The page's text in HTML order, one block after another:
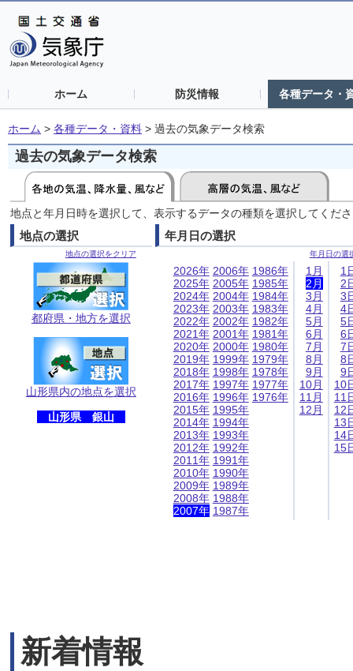
ホーム 防災情報 各種データ・
ホーム > 各種データ・資料 > 過去の気象データ検索
過去の気象データ検索
地点と年月日時を選択して、表示するデータの種類を選択してくだ
地点の選択
地点の選択をクリア
都府県・地方を選択
山形県内の地点を選択
山形県 銀山
年月日の選択
年月日の選
2026年
2025年
2024年
2023年
2022年
2021年
2020年
2019年
2018年
2017年
2016年
2015年
2014年
2013年
2012年
2011年
2010年
2009年
2008年
2007年
2006年
2005年
2004年
2003年
2002年
2001年
2000年
1999年
1998年
1997年
1996年
1995年
1994年
1993年
1992年
1991年
1990年
1989年
1988年
1987年
1986年
1985年
1984年
1983年
1982年
1981年
1980年
1979年
1978年
1977年
1976年
1月
2月
3月
4月
5月
6月
7月
8月
9月
10月
11月
12月
1
2
3
4
5
6
7
8
9
10
11
12
13
14
15
新着情報